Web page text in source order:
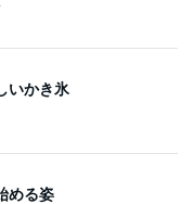
いかき氷
める姿